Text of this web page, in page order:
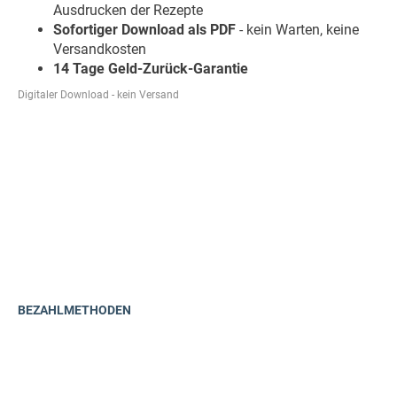
Ausdrucken der Rezepte
Sofortiger Download als PDF - kein Warten, keine
Versandkosten
14 Tage Geld-Zurück-Garantie
Digitaler Download - kein Versand
BEZAHLMETHODEN